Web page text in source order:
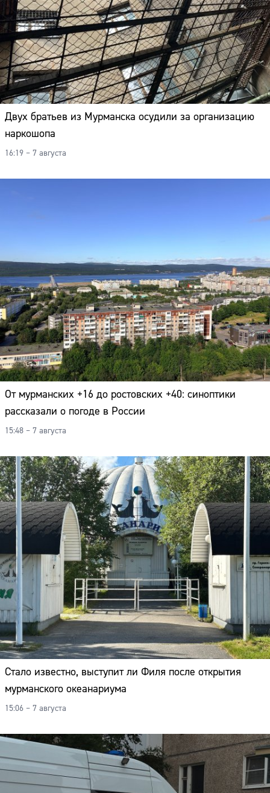
Двух братьев из Мурманска осудили за организацию
наркошопа
16:19 – 7 августа
От мурманских +16 до ростовских +40: синоптики
рассказали о погоде в России
15:48 – 7 августа
Стало известно, выступит ли Филя после открытия
мурманского океанариума
15:06 – 7 августа